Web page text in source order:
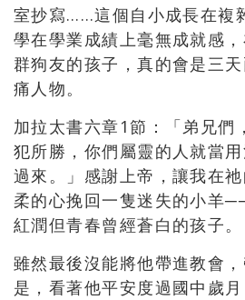
室抄寫……這個自小成長在複
學在學業成績上毫無成就感
群狗友的孩子，真的會是三
痛人物。
加拉太書六章1節：「弟兄們
犯所勝，你們屬靈的人就當
過來。」感謝上帝，讓我在
柔的心挽回一隻迷失的小羊
紅潤但青春曾經蒼白的孩子。
雖然最後沒能將他帶進教會
是，看著他平安度過國中歲